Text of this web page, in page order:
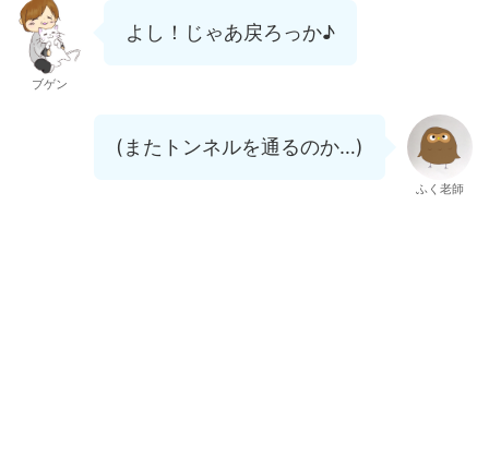
ブゲン
よし！じゃあ戻ろっか♪
(またトンネルを通るのか…)
ふく老師